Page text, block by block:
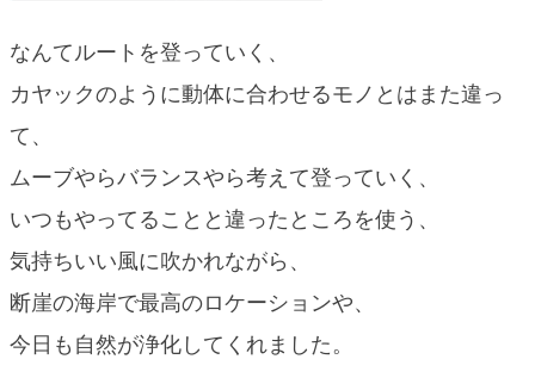
なんてルートを登っていく、
カヤックのように動体に合わせるモノとはまた違っ
て、
ムーブやらバランスやら考えて登っていく、
いつもやってることと違ったところを使う、
気持ちいい風に吹かれながら、
断崖の海岸で最高のロケーションや、
今日も自然が浄化してくれました。